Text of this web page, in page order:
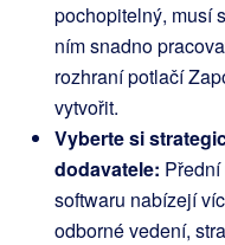
pochopitelný, musí
ním snadno
rozhraní potlačí
vytvořit.
Vyberte si
dodavatele:
softwaru nabízejí
odborné vedení,